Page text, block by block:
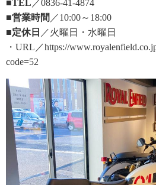
■TEL ／0836-41-4874
■営業時間 ／10:00～18:00
■定休日 ／火曜日・水曜日
・URL／https://
code=52